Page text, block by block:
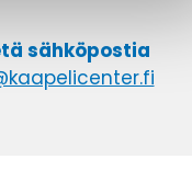
sähköpostia